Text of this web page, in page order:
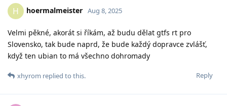
H hoermalmeister Aug 8, 2025
Velmi pěkné, akorát si říkám, až budu dělat gtfs rt pro
Slovensko, tak bude naprd, že bude každý dopravce zvlášť,
když ten ubian to má všechno dohromady
Reply
xhyrom replied to this.